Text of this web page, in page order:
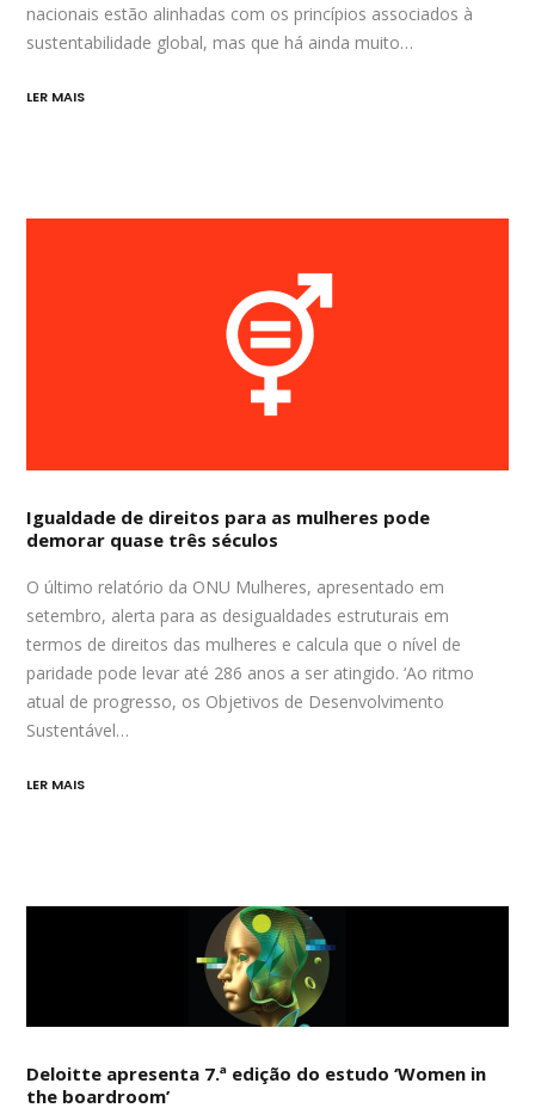
nacionais estão alinhadas com os princípios associados à
sustentabilidade global, mas que há ainda muito…
LER MAIS
Igualdade de direitos para as mulheres pode
demorar quase três séculos
O último relatório da ONU Mulheres, apresentado em
setembro, alerta para as desigualdades estruturais em
termos de direitos das mulheres e calcula que o nível de
paridade pode levar até 286 anos a ser atingido. ‘Ao ritmo
atual de progresso, os Objetivos de Desenvolvimento
Sustentável…
LER MAIS
Deloitte apresenta 7.ª edição do estudo ‘Women in
the boardroom’